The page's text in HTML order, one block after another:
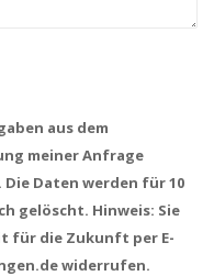
aus dem
meiner Anfrage
Daten werden für 10
gelöscht. Hinweis: Sie
für die Zukunft per E-
widerrufen.